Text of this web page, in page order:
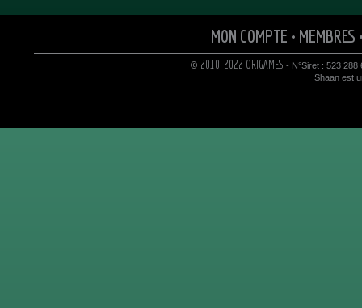
MON COMPTE • MEMBRES
© 2010-2022 ORIGAMES - N°Siret : 523 288
Shaan est